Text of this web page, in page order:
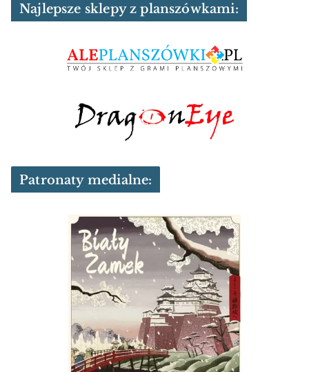
Najlepsze sklepy z planszówkami:
Patronaty medialne: